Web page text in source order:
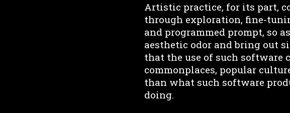
Artistic practice, for its part,
through exploration, fine-
and programmed prompt, so
aesthetic odor and bring out
that the use of such software
commonplaces, popular
than what such software
doing.